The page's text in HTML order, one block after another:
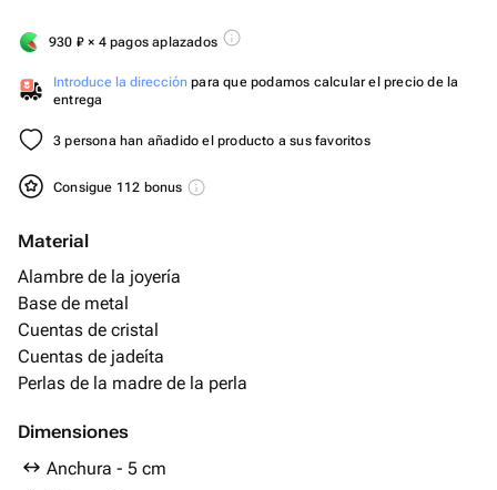
930 ₽ × 4 pagos aplazados
Introduce la dirección para que podamos calcular el precio de la
entrega
3 persona han añadido el producto a sus favoritos
Consigue 112 bonus
Material
Alambre de la joyería
Base de metal
Cuentas de cristal
Cuentas de jadeíta
Perlas de la madre de la perla
Dimensiones
Anchura - 5 cm